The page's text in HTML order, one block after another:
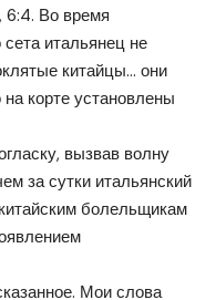
Во время
сета итальянец не
китайцы… они
корте установлены
вызвав волну
за сутки итальянский
болельщикам
Мои слова